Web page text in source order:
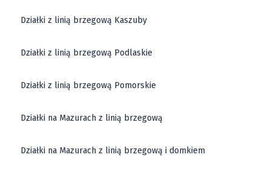
Działki z linią brzegową Kaszuby
Działki z linią brzegową Podlaskie
Działki z linią brzegową Pomorskie
Działki na Mazurach z linią brzegową
Działki na Mazurach z linią brzegową i domkiem